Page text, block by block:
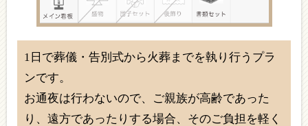
1日で葬儀・告別式から火葬までを執り行うプラ
ンです。
お通夜は行わないので、ご親族が高齢であった
り、遠方であったりする場合、そのご負担を軽く